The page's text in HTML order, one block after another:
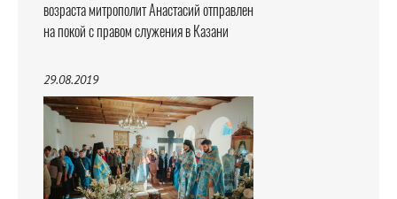
возраста митрополит Анастасий отправлен
на покой с правом служения в Казани
29.08.2019